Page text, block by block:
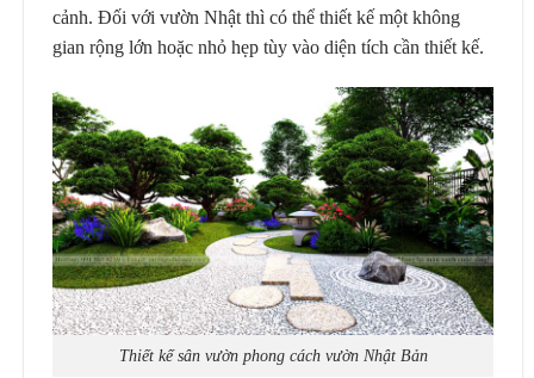
cảnh. Đối với vườn Nhật thì có thể thiết kế một không
gian rộng lớn hoặc nhỏ hẹp tùy vào diện tích cần thiết kế.
Thiết kế sân vườn phong cách vườn Nhật Bản